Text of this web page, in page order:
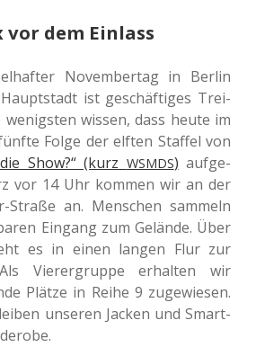
dem Einlass
Novem­ber­tag in Berlin
ist geschäf­ti­ges Trei­
wissen, dass heute im
Folge der elften Staf­fel von
Show?“ (kurz WSMDS) auf­ge­
vor 14 Uhr kommen wir an der
Straße an. Men­schen sam­meln
Ein­gang zum Gelän­de. Über
es in einen langen Flur zur
Vie­rer­grup­pe erhal­ten wir
Plätze in Reihe 9 zuge­wie­sen.
unse­ren Jacken und Smart­